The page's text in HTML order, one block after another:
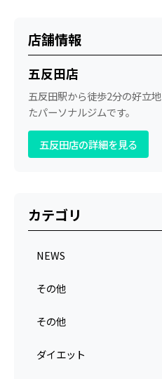
店舗情報
五反田店
五反田駅から徒歩2分の好立
たパーソナルジムです。
五反田店の詳細を見る
カテゴリ
NEWS
その他
その他
ダイエット